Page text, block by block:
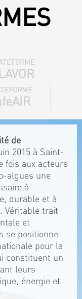
de
2015 à Saint-
fois aux acteurs
algues une
à
durable et à
Véritable trait
et
se positionne
pour la
constituent un
leurs
énergie et